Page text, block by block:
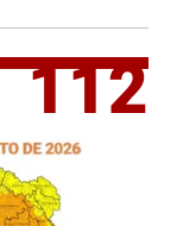
112